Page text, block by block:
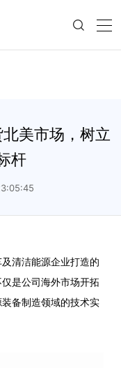
美市场，树立
杆
清洁能源企业打造的
是公司 海外市场开拓
备制造领域的技术实